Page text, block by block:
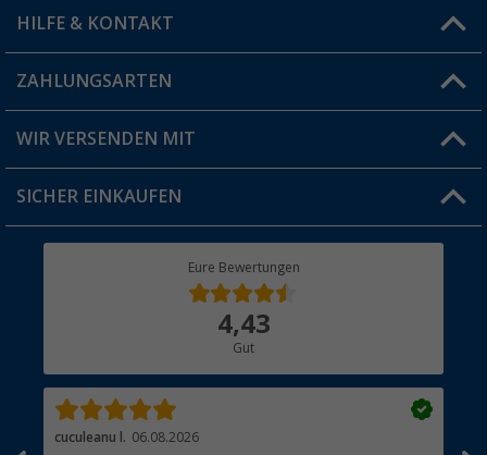
Vorteilskarte
Blog
Jobs & Karriere
HILFE & KONTAKT
FAQ & Kontakt
Versandinformationen
Rücksendung
ZAHLUNGSARTEN
WIR VERSENDEN MIT
SICHER EINKAUFEN
Eure Bewertungen
4,43
Gut
cuculeanu l. 06.08.2026